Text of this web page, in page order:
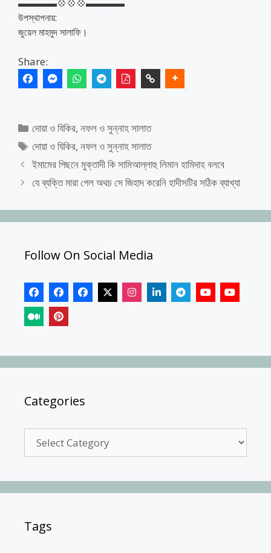
▬▬▬▬💠💠💠▬▬▬▬
উপস্থাপনায়:
জুয়েল মাহমুদ সালাফি।
Share:
Categories
দোয়া ও যিকির,নফল ও সুন্নাহ সালাত
Tags
দোয়া ও যিকির,নফল ও সুন্নাহ সালাত
ইমামের পিছনে মুক্তাদী কি সামিআল্লাহু লিমান হামিদাহ বলবে
যে ব্যক্তি মারা গেল অথচ সে জিহাদ করেনি হাদীসটির সঠিক ব্যাখ্যা
Follow On Social Media
Categories
Tags